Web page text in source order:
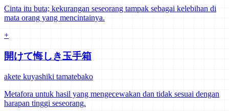
Cinta itu buta; kekurangan seseorang tampak sebagai kelebihan di
mata orang yang mencintainya.
+
開けて悔しき玉手箱
akete kuyashiki tamatebako
Metafora untuk hasil yang mengecewakan dan tidak sesuai dengan
harapan tinggi seseorang.